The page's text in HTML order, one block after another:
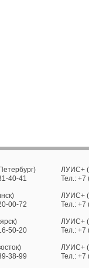
40-41
ЛУИС+
Тел.: +7
00-72
ЛУИС+
Тел.: +7
50-20
ЛУИС+
Тел.: +7
38-99
ЛУИС+
Тел.: